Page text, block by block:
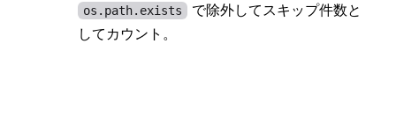
os.path.exists
で除外してスキップ件数と
してカウント。